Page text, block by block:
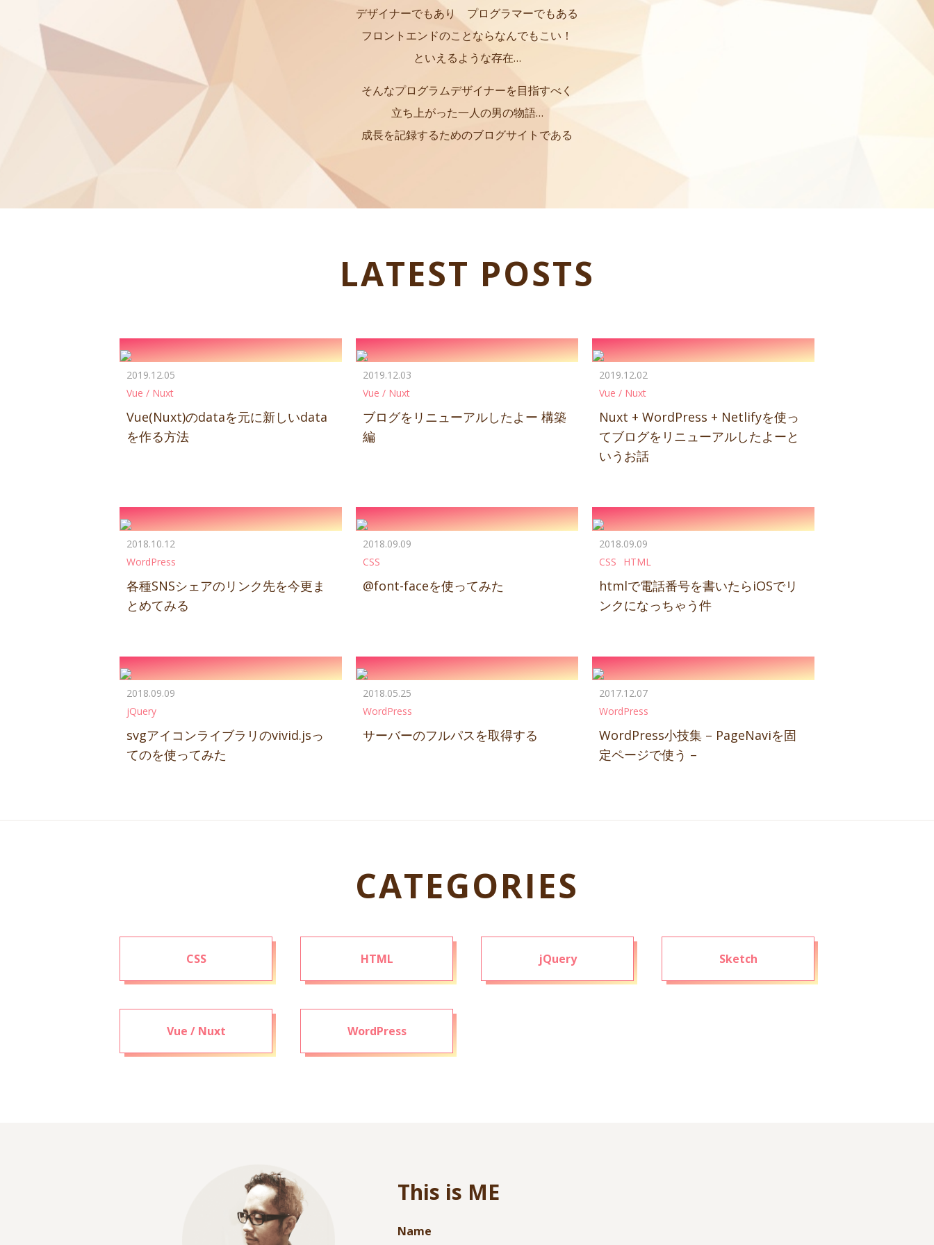
デザイナーでもあり プログラマーでもある
フロントエンドのことならなんでもこい！
といえるような存在…
そんなプログラムデザイナーを目指すべく
立ち上がった一人の男の物語…
成長を記録するためのブログサイトである
LATEST POSTS
2019.12.05
Vue / Nuxt
Vue(Nuxt)のdataを元に新しいdata
を作る方法
2019.12.03
Vue / Nuxt
ブログをリニューアルしたよー 構築
編
2019.12.02
Vue / Nuxt
Nuxt + WordPress + Netlifyを使っ
てブログをリニューアルしたよーと
いうお話
2018.10.12
WordPress
各種SNSシェアのリンク先を今更ま
とめてみる
2018.09.09
CSS
@font-faceを使ってみた
2018.09.09
CSS
HTML
htmlで電話番号を書いたらiOSでリ
ンクになっちゃう件
2018.09.09
jQuery
svgアイコンライブラリのvivid.jsっ
てのを使ってみた
2018.05.25
WordPress
サーバーのフルパスを取得する
2017.12.07
WordPress
WordPress小技集 – PageNaviを固
定ページで使う –
CATEGORIES
CSS HTML jQuery Sketch
Vue / Nuxt WordPress
This is ME
Name